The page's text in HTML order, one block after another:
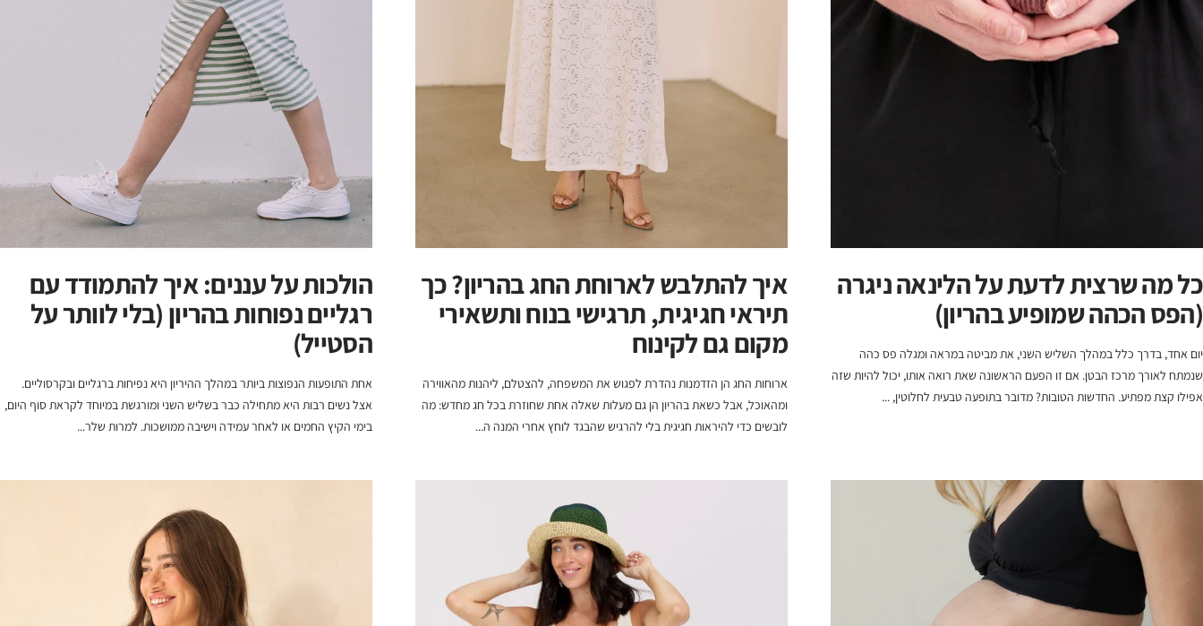
כל מה שרצית לדעת על הלינאה ניגרה
(הפס הכהה שמופיע בהריון)
יום אחד, בדרך כלל במהלך השליש השני, את מביטה במראה ומגלה פס כהה
שנמתח לאורך מרכז הבטן. אם זו הפעם הראשונה שאת רואה אותו, יכול להיות שזה
אפילו קצת מפתיע. החדשות הטובות? מדובר בתופעה טבעית לחלוטין, ...
איך להתלבש לארוחת החג בהריון? כך
תיראי חגיגית, תרגישי בנוח ותשאירי
מקום גם לקינוח
ארוחות החג הן הזדמנות נהדרת לפגוש את המשפחה, להצטלם, ליהנות מהאווירה
ומהאוכל, אבל כשאת בהריון הן גם מעלות שאלה אחת שחוזרת בכל חג מחדש: מה
לובשים כדי להיראות חגיגית בלי להרגיש שהבגד לוחץ אחרי המנה ה...
הולכות על עננים: איך להתמודד עם
רגליים נפוחות בהריון (בלי לוותר על
הסטייל)
אחת התופעות הנפוצות ביותר במהלך ההיריון היא נפיחות ברגליים ובקרסוליים.
אצל נשים רבות היא מתחילה כבר בשליש השני ומורגשת במיוחד לקראת סוף היום,
בימי הקיץ החמים או לאחר עמידה וישיבה ממושכות. למרות שלר...